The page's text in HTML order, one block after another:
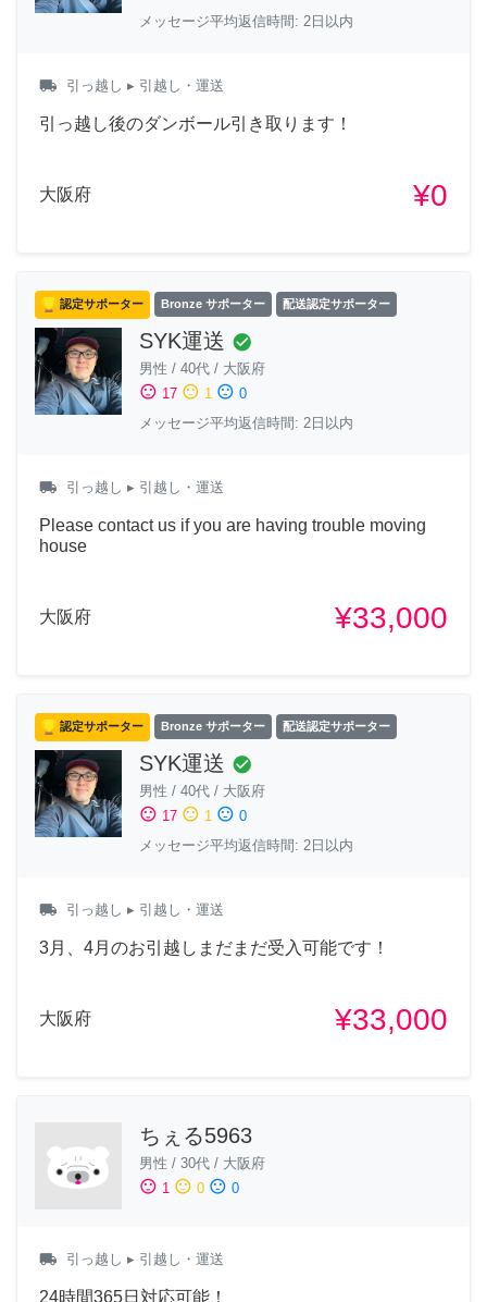
メッセージ平均返信時間: 2日以内
local_shipping 引っ越し ▸ 引越し・運送
引っ越し後のダンボール引き取ります！
大阪府 ¥0
認定サポーター Bronze サポーター 配送認定サポーター
SYK運送 check_circle
男性 / 40代 / 大阪府
sentiment_satisfied 17 sentiment_neutral 1 sentiment_dissatisfied 0
メッセージ平均返信時間: 2日以内
local_shipping 引っ越し ▸ 引越し・運送
Please contact us if you are having trouble moving
house
大阪府 ¥33,000
認定サポーター Bronze サポーター 配送認定サポーター
SYK運送 check_circle
男性 / 40代 / 大阪府
sentiment_satisfied 17 sentiment_neutral 1 sentiment_dissatisfied 0
メッセージ平均返信時間: 2日以内
local_shipping 引っ越し ▸ 引越し・運送
3月、4月のお引越しまだまだ受入可能です！
大阪府 ¥33,000
ちぇる5963
男性 / 30代 / 大阪府
sentiment_satisfied 1 sentiment_neutral 0 sentiment_dissatisfied 0
local_shipping 引っ越し ▸ 引越し・運送
24時間365日対応可能！